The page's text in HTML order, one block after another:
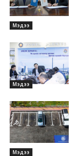
Мэдээ
Мэдээ
Мэдээ